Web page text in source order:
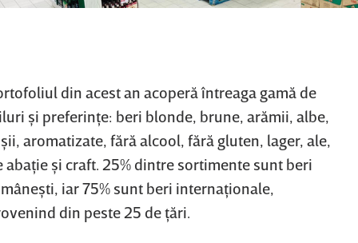
din acest an acoperă întreaga gamă de
şi preferinţe: beri blonde, brune, arămii, albe,
aromatizate, fără alcool, fără gluten, lager, ale,
abaţie şi craft. 25% dintre sortimente sunt beri
iar 75% sunt beri internaţionale,
din peste 25 de ţări.